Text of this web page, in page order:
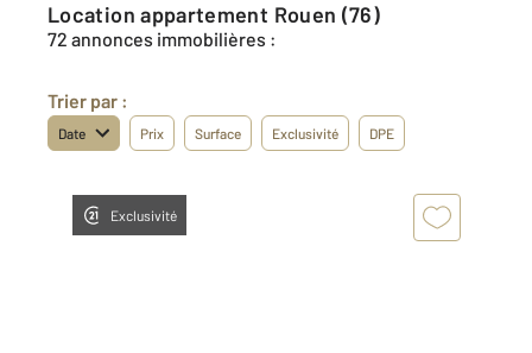
Location appartement Rouen (76)
72 annonces immobilières :
Trier par :
Date Prix Surface Exclusivité DPE
Exclusivité